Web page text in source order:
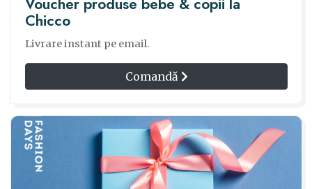
Chicco
Livrare instant pe email.
Comandă